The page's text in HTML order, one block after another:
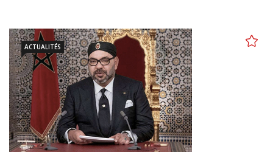
ACTUALITÉS